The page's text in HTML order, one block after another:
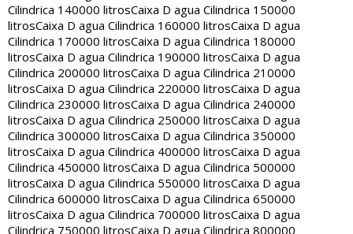
Cilindrica 140000 litrosCaixa D agua Cilindrica 150000
litrosCaixa D agua Cilindrica 160000 litrosCaixa D agua
Cilindrica 170000 litrosCaixa D agua Cilindrica 180000
litrosCaixa D agua Cilindrica 190000 litrosCaixa D agua
Cilindrica 200000 litrosCaixa D agua Cilindrica 210000
litrosCaixa D agua Cilindrica 220000 litrosCaixa D agua
Cilindrica 230000 litrosCaixa D agua Cilindrica 240000
litrosCaixa D agua Cilindrica 250000 litrosCaixa D agua
Cilindrica 300000 litrosCaixa D agua Cilindrica 350000
litrosCaixa D agua Cilindrica 400000 litrosCaixa D agua
Cilindrica 450000 litrosCaixa D agua Cilindrica 500000
litrosCaixa D agua Cilindrica 550000 litrosCaixa D agua
Cilindrica 600000 litrosCaixa D agua Cilindrica 650000
litrosCaixa D agua Cilindrica 700000 litrosCaixa D agua
Cilindrica 750000 litrosCaixa D agua Cilindrica 800000